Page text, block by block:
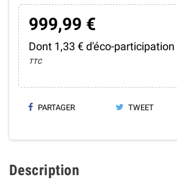
999,99 €
Dont 1,33 € d'éco-participation
TTC
PARTAGER TWEET
Description